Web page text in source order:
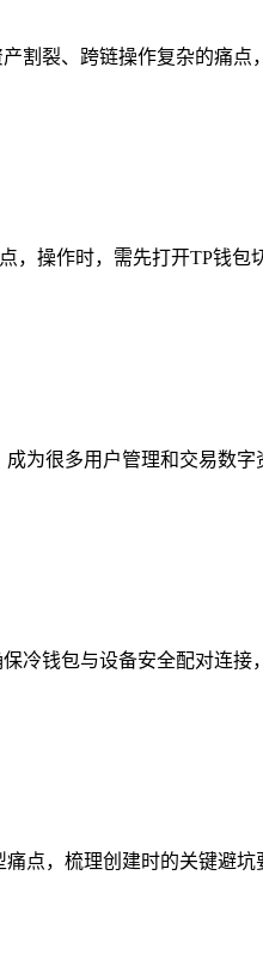
割裂、跨链操作复杂的痛
操作时，需先打开TP钱包
为很多用户管理和交易数
冷钱包与设备安全配对连接
点，梳理创建时的关键避